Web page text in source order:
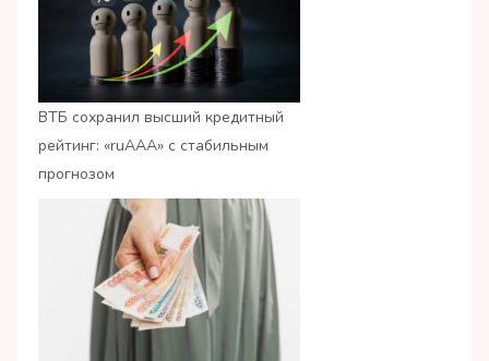
ВТБ сохранил высший кредитный
рейтинг: «ruАAA» с стабильным
прогнозом